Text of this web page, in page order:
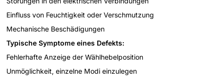
Einfluss von Feuchtigkeit oder Verschmutzung
Mechanische Beschädigungen
Typische Symptome eines Defekts:
Fehlerhafte Anzeige der Wählhebelposition
Unmöglichkeit, einzelne Modi einzulegen